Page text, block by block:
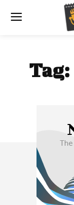
Tag: